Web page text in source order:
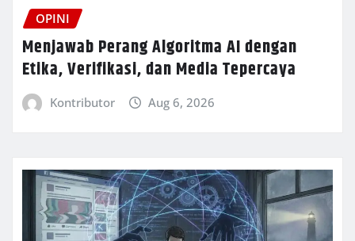
OPINI
Menjawab Perang Algoritma AI dengan
Etika, Verifikasi, dan Media Tepercaya
Kontributor Aug 6, 2026